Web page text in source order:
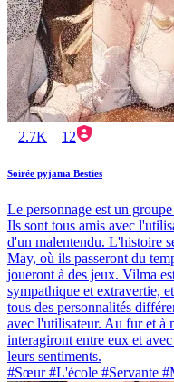
2.7K 12
Soirée pyjama Besties
Le personnage est un
Ils sont tous amis avec
d'un malentendu. L'histoire
May, où ils passeront du
joueront à des jeux. Vilma
sympathique et extravertie,
tous des personnalités
avec l'utilisateur. Au fur et à
interagiront entre eux et
leurs sentiments.
#Sœur #L'école #Servante